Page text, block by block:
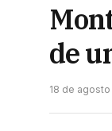
de
18 de